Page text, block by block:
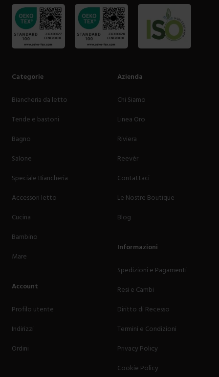
Categorie
Biancheria da letto
Tende e bastoni
Bagno
Salone
Speciale Biancheria
Accessori letto
Cucina
Bambino
Mare
Account
Profilo utente
Indirizzi
Ordini
Azienda
Chi Siamo
Linea Oro
Riviera
Reevèr
Contattaci
Le Nostre Boutique
Blog
Informazioni
Spedizioni e Pagamenti
Resi e Cambi
Diritto di Recesso
Termini e Condizioni
Privacy Policy
Cookie Policy